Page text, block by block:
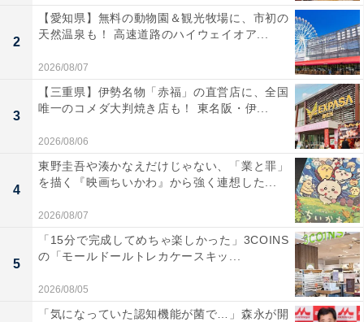
2
【愛知県】無料の動物園＆観光牧場に、市初の
天然温泉も！ 高速道路のハイウェイオア...
2026/08/07
3
【三重県】伊勢名物「赤福」の直営店に、全国
唯一のコメダ大判焼き店も！ 東名阪・伊...
2026/08/06
4
東野圭吾や湊かなえだけじゃない、「業と罪」
を描く『映画ちいかわ』から強く連想した...
2026/08/07
5
「15分で完成してめちゃ楽しかった」3COINS
の「モールドールトレカケースキッ...
2026/08/05
「気になっていた認知機能が菌で…」森永が開